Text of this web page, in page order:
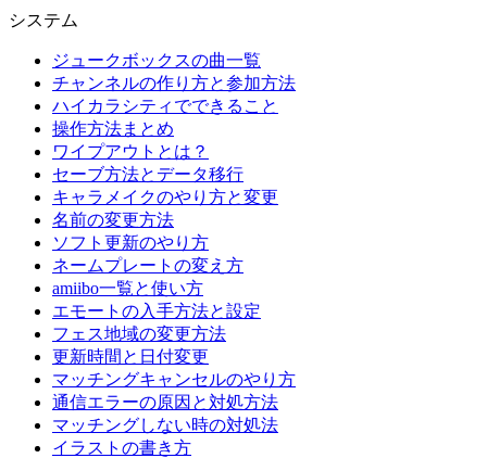
システム
ジュークボックスの曲一覧
チャンネルの作り方と参加方法
ハイカラシティでできること
操作方法まとめ
ワイプアウトとは？
セーブ方法とデータ移行
キャラメイクのやり方と変更
名前の変更方法
ソフト更新のやり方
ネームプレートの変え方
amiibo一覧と使い方
エモートの入手方法と設定
フェス地域の変更方法
更新時間と日付変更
マッチングキャンセルのやり方
通信エラーの原因と対処方法
マッチングしない時の対処法
イラストの書き方